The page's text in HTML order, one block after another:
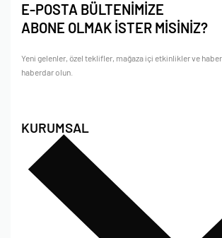
KURUMSAL
E-POSTA BÜLTENİMİZE
ABONE OLMAK İSTER MİSİNİZ?
Yeni gelenler, özel teklifler, mağaza içi etkinlikler ve
haberdar olun.